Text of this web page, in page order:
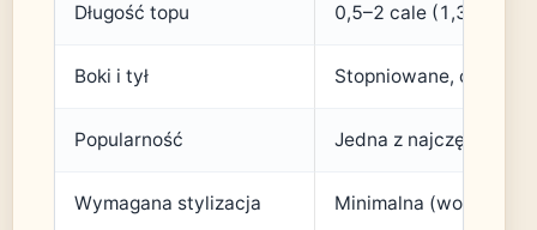
Długość topu 0,5–2 cale (1,3–5 cm)
Boki i tył Stopniowane, często
Popularność Jedna z najczęściej
Wymagana stylizacja Minimalna (woski,